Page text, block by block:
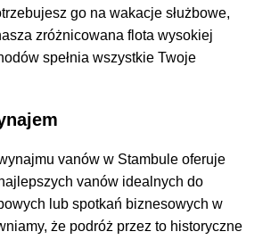
go na wakacje służbowe,
zróżnicowana flota wysokiej
spełnia wszystkie Twoje
vanów w Stambule oferuje
vanów idealnych do
lub spotkań biznesowych w
że podróż przez to historyczne